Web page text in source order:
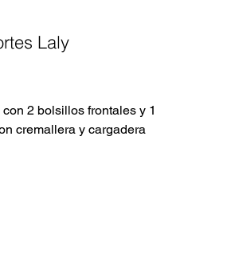
Laly
2 bolsillos frontales y 1
cremallera y cargadera